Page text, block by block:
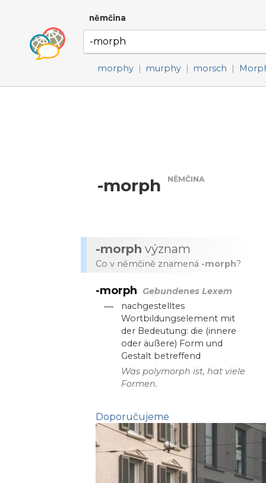
němčina
morphy | murphy | morsch |
-morph NĚMČINA
-morph význam
Co v němčině znamená -morph?
-morph Gebundenes Lexem
—
nachgestelltes
Wortbildungselement mit
der Bedeutung: die (innere
oder äußere) Form und
Gestalt betreffend
Was polymorph ist, hat viele
Formen.
Doporučujeme